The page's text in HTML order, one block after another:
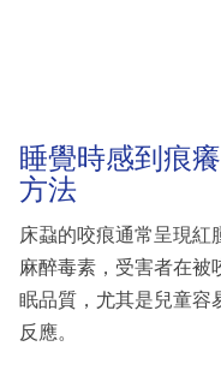
睡覺時感到痕
方法
床蝨的咬痕通常呈現紅
麻醉毒素，受害者在被
眠品質，尤其是兒童容
反應。